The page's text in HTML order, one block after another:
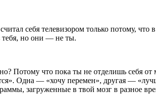
себя телевизором только потому,
тебя, но они — не ты.
Потому что пока ты не отделишь себя
Одна — «хочу перемен», другая —
загруженные в твой мозг в разное